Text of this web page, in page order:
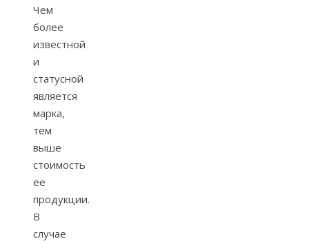
Чем
более
известной
и
статусной
является
марка,
тем
выше
стоимость
ее
продукции.
В
случае